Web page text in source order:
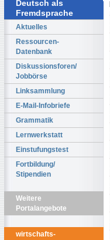
Deutsch als
Fremdsprache
Aktuelles
Ressourcen-
Datenbank
Diskussionsforen/
Jobbörse
Linksammlung
E-Mail-Infobriefe
Grammatik
Lernwerkstatt
Einstufungstest
Fortbildung/
Stipendien
Weitere
Portalangebote
wirtschafts-